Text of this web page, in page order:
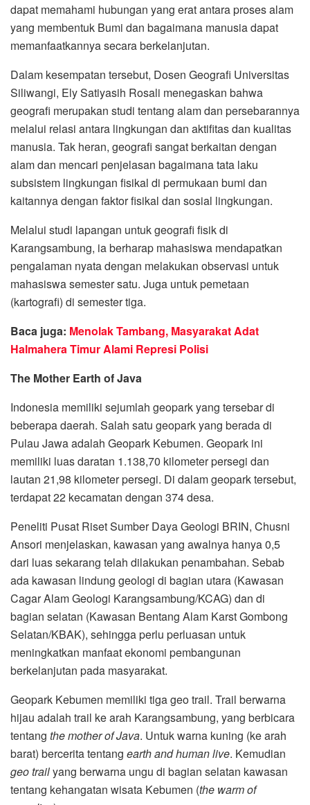
dapat memahami hubungan yang erat antara proses alam
yang membentuk Bumi dan bagaimana manusia dapat
memanfaatkannya secara berkelanjutan.
Dalam kesempatan tersebut, Dosen Geografi Universitas
Siliwangi, Ely Satiyasih Rosali menegaskan bahwa
geografi merupakan studi tentang alam dan persebarannya
melalui relasi antara lingkungan dan aktifitas dan kualitas
manusia. Tak heran, geografi sangat berkaitan dengan
alam dan mencari penjelasan bagaimana tata laku
subsistem lingkungan fisikal di permukaan bumi dan
kaitannya dengan faktor fisikal dan sosial lingkungan.
Melalui studi lapangan untuk geografi fisik di
Karangsambung, ia berharap mahasiswa mendapatkan
pengalaman nyata dengan melakukan observasi untuk
mahasiswa semester satu. Juga untuk pemetaan
(kartografi) di semester tiga.
Baca juga: Menolak Tambang, Masyarakat Adat
Halmahera Timur Alami Represi Polisi
The Mother Earth of Java
Indonesia memiliki sejumlah geopark yang tersebar di
beberapa daerah. Salah satu geopark yang berada di
Pulau Jawa adalah Geopark Kebumen. Geopark ini
memiliki luas daratan 1.138,70 kilometer persegi dan
lautan 21,98 kilometer persegi. Di dalam geopark tersebut,
terdapat 22 kecamatan dengan 374 desa.
Peneliti Pusat Riset Sumber Daya Geologi BRIN, Chusni
Ansori menjelaskan, kawasan yang awalnya hanya 0,5
dari luas sekarang telah dilakukan penambahan. Sebab
ada kawasan lindung geologi di bagian utara (Kawasan
Cagar Alam Geologi Karangsambung/KCAG) dan di
bagian selatan (Kawasan Bentang Alam Karst Gombong
Selatan/KBAK), sehingga perlu perluasan untuk
meningkatkan manfaat ekonomi pembangunan
berkelanjutan pada masyarakat.
Geopark Kebumen memiliki tiga geo trail. Trail berwarna
hijau adalah trail ke arah Karangsambung, yang berbicara
tentang the mother of Java. Untuk warna kuning (ke arah
barat) bercerita tentang earth and human live. Kemudian
geo trailyang berwarna ungu di bagian selatan kawasan
tentang kehangatan wisata Kebumen (the warm of